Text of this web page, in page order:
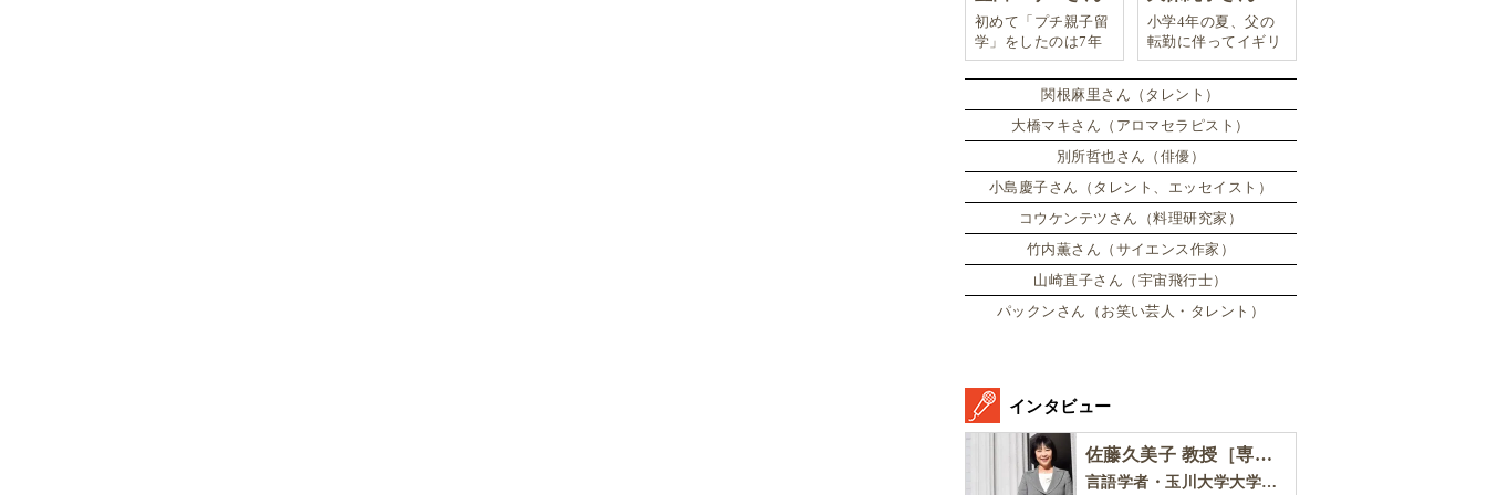
初めて「プチ親子留
学」をしたのは7年
前。娘は2週間ロン
ドンのサマースクー
ルに通い、英語劇に
挑戦したり、
小学4年の夏、父の
転勤に伴ってイギリ
スに引っ越した。
関根麻里さん（タレント）
大橋マキさん（アロマセラピスト）
別所哲也さん（俳優）
小島慶子さん（タレント、エッセイスト）
コウケンテツさん（料理研究家）
竹内薫さん（サイエンス作家）
山崎直子さん（宇宙飛行士）
パックンさん（お笑い芸人・タレント）
インタビュー
佐藤久美子 教授［専門家インタビュー］
言語学者・玉川大学大学院教育学研究科 教授・NHK「えいごであそぼ」総合指導